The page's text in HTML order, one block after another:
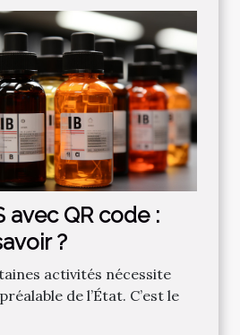
avec QR code :
?
activités nécessite
de l’État. C’est le